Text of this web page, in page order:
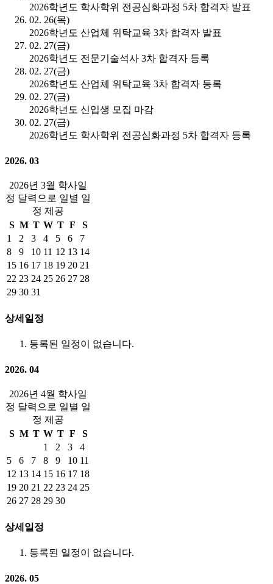
2026학년도 학사학위 전공심화과정 5차 합격자 발표
02. 26(목)
2026학년도 산업체 위탁교육 3차 합격자 발표
02. 27(금)
2026학년도 전문기술석사 3차 합격자 등록
02. 27(금)
2026학년도 산업체 위탁교육 3차 합격자 등록
02. 27(금)
2026학년도 신입생 모집 마감
02. 27(금)
2026학년도 학사학위 전공심화과정 5차 합격자 등록
2026. 03
2026년 3월 학사일
정 달력으로 일별 일
정 제공
S M T W T F
S
1
2 3 4 5 6
7
8
9 10 11 12 13 14
15 16 17 18 19 20 21
22 23 24 25 26 27 28
29 30 31
상세일정
등록된 일정이 없습니다.
2026. 04
2026년 4월 학사일
정 달력으로 일별 일
정 제공
S M T W T F
S
1
2 3
4
5
6 7 8 9 10 11
12 13 14 15 16 17 18
19 20 21 22 23 24 25
26 27 28 29 30
상세일정
등록된 일정이 없습니다.
2026. 05